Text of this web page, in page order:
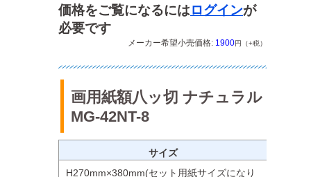
価格をご覧になるにはログインが
必要です
メーカー希望小売価格: 1900円（+税）
画用紙額八ッ切 ナチュラル
MG-42NT-8
サイズ
H270mm×380mm(セット用紙サイズになり